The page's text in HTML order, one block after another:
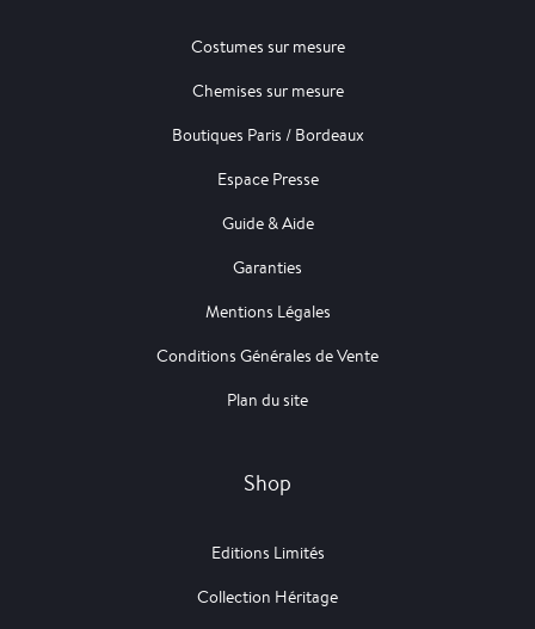
Costumes sur mesure
Chemises sur mesure
Boutiques Paris / Bordeaux
Espace Presse
Guide & Aide
Garanties
Mentions Légales
Conditions Générales de Vente
Plan du site
Shop
Editions Limités
Collection Héritage